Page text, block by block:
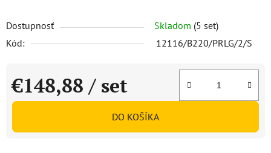
Dostupnosť Skladom (5 set)
Kód:
12116/B220/PRLG/2/S
€148,88 / set
Jednotková cena:
DO KOŠÍKA